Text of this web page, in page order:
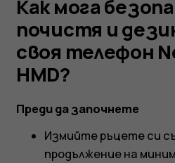
телефон
Nokia
или
HMD?
Как мога
почистя и
своя телефон
HMD?
Преди да започнете
Измийте ръцете си
продължение на